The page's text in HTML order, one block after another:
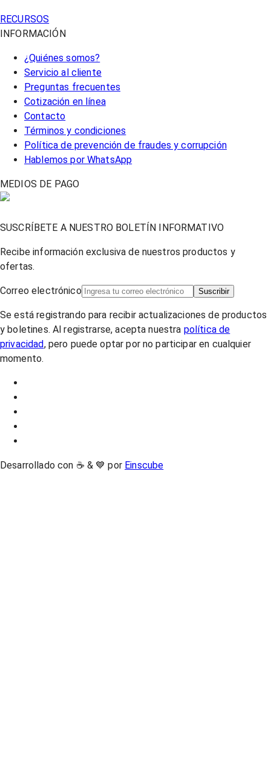
RECURSOS
INFORMACIÓN
¿Quiénes somos?
Servicio al cliente
Preguntas frecuentes
Cotización en línea
Contacto
Términos y condiciones
Política de prevención de fraudes y corrupción
Hablemos por WhatsApp
MEDIOS DE PAGO
SUSCRÍBETE A NUESTRO BOLETÍN INFORMATIVO
Recibe información exclusiva de nuestros productos y
ofertas.
Correo electrónico Suscribir
Se está registrando para recibir actualizaciones de productos
y boletines. Al registrarse, acepta nuestra política de
privacidad, pero puede optar por no participar en cualquier
momento.
Desarrollado con ☕ & 💙 por Einscube